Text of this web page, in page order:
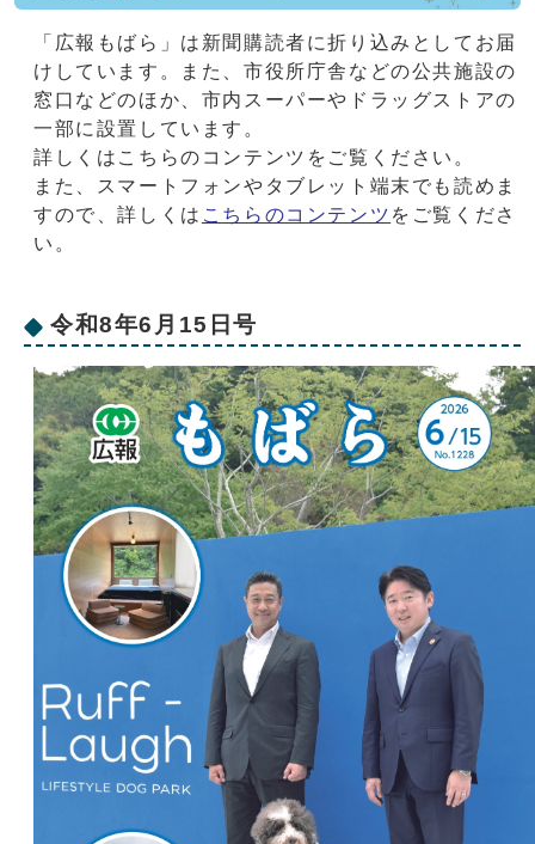
「広報もばら」は新聞購読者に折り込みとしてお届
けしています。また、市役所庁舎などの公共施設の
窓口などのほか、市内スーパーやドラッグストアの
一部に設置しています。
詳しくはこちらのコンテンツをご覧ください。
また、スマートフォンやタブレット端末でも読めま
すので、詳しくは こちらのコンテンツ をご覧くださ
い。
令和8年6月15日号